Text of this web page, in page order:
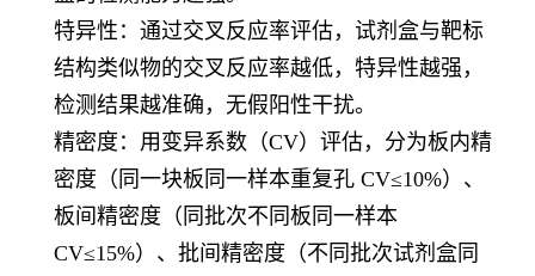
特异性 ：通过交叉反应率评估，试剂盒与靶标
结构类似物的交叉反应率越低，特异性越强，
检测结果越准确，无假阳性干扰。
精密度 ：用变异系数（CV）评估，分为板内精
密度（同一块板同一样本重复孔 CV≤10%）、
板间精密度（同批次不同板同一样本
CV≤15%）、批间精密度（不同批次试剂盒同